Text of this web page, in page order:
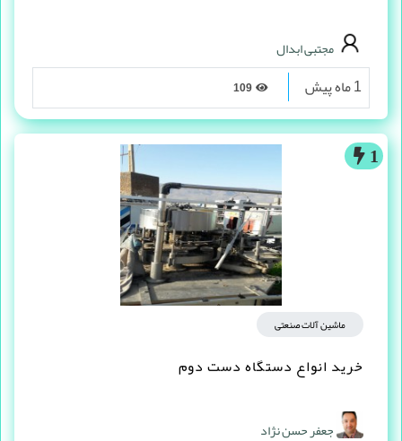
مجتبی ابدال
1 ماه پیش
1
ماشین آلات صنعتی
خرید انواع دستگاه دست دوم
جعفر حسن نژاد